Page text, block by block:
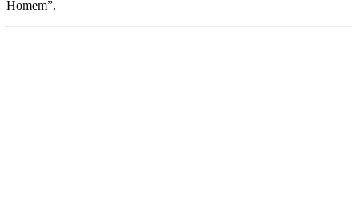
Homem”.